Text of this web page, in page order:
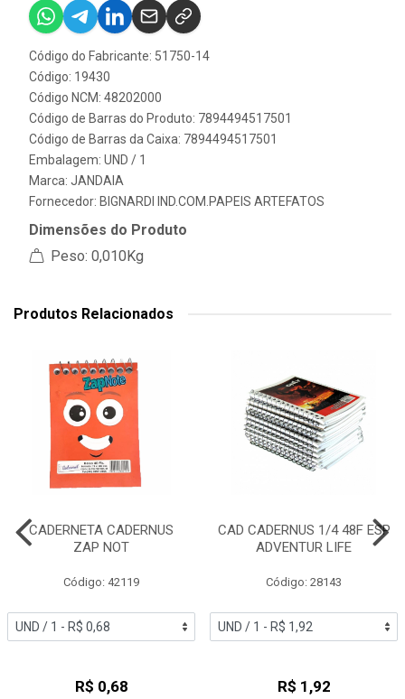
Código do Fabricante: 51750-14
Código: 19430
Código NCM: 48202000
Código de Barras do Produto: 7894494517501
Código de Barras da Caixa: 7894494517501
Embalagem: UND / 1
Marca: JANDAIA
Fornecedor: BIGNARDI IND.COM.PAPEIS ARTEFATOS
Dimensões do Produto
Peso: 0,010Kg
Produtos Relacionados
CADERNETA CADERNUS
ZAP NOT
Código: 42119
R$ 0,68
CAD CADERNUS 1/4 48F ESP
ADVENTUR LIFE
Código: 28143
R$ 1,92